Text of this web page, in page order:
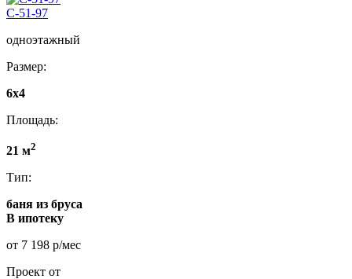
C-51-97
одноэтажный
Размер:
6x4
Площадь:
21 м2
Тип:
баня из бруса
В ипотеку
от 7 198 р/мес
Проект от